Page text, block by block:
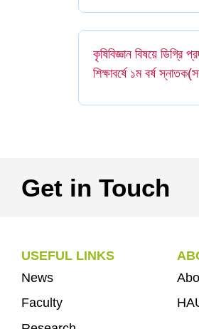
কৃষিবিজ্ঞান বিষয়ে
শিক্ষাবর্ষে ১ম বর্ষ
Get in Touch
USEFUL LINKS
News
Faculty